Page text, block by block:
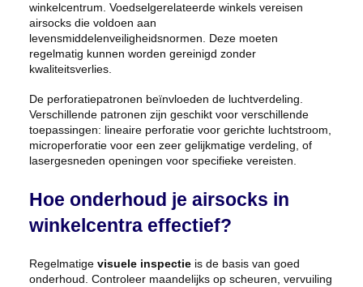
winkelcentrum. Voedselgerelateerde winkels vereisen
airsocks die voldoen aan
levensmiddelenveiligheidsnormen. Deze moeten
regelmatig kunnen worden gereinigd zonder
kwaliteitsverlies.
De perforatiepatronen beïnvloeden de luchtverdeling.
Verschillende patronen zijn geschikt voor verschillende
toepassingen: lineaire perforatie voor gerichte luchtstroom,
microperforatie voor een zeer gelijkmatige verdeling, of
lasergesneden openingen voor specifieke vereisten.
Hoe onderhoud je airsocks in
winkelcentra effectief?
Regelmatige visuele inspectieis de basis van goed
onderhoud. Controleer maandelijks op scheuren, vervuiling